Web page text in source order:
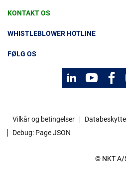
Højspændingskabelløsninger
Tilbehør til mellemspændingskabler
Vores historie
Investorer
Bæredygtighed
KONTAKT OS
WHISTLEBLOWER HOTLINE
FØLG OS
© NKT A/
Vilkår og betingelser
Debug: Page JSON